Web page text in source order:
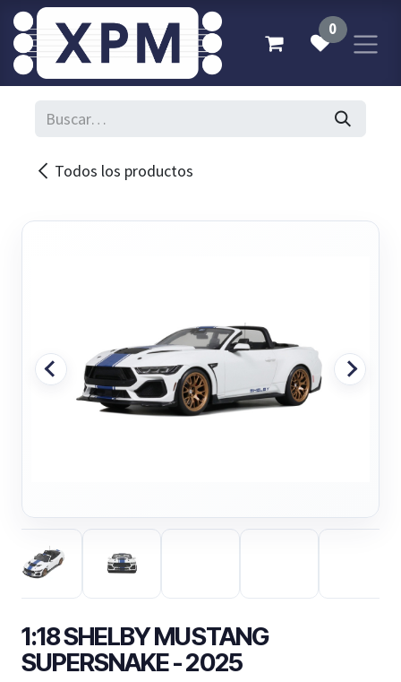
Ir al contenido
0
Todos los productos
1:18 SHELBY MUSTANG
SUPERSNAKE - 2025